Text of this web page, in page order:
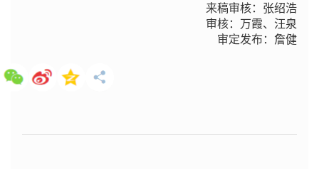
来稿审核：张绍浩
审核：万霞、汪泉
审定发布：詹健